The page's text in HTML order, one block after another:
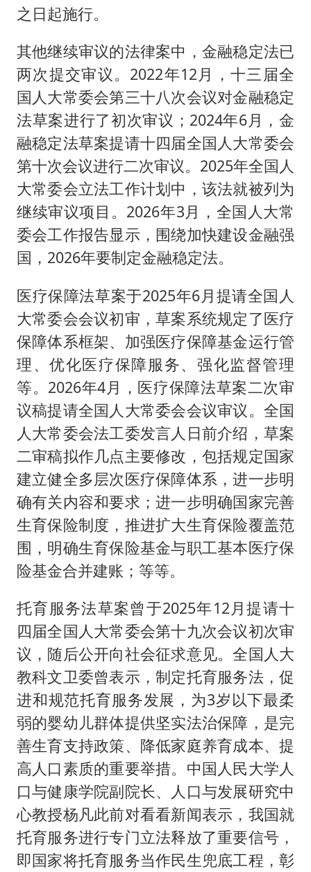
之日起施行。
其他继续审议的法律案中，金融稳定法已
两次提交审议。2022年12月，十三届全
国人大常委会第三十八次会议对金融稳定
法草案进行了初次审议；2024年6月，金
融稳定法草案提请十四届全国人大常委会
第十次会议进行二次审议。2025年全国人
大常委会立法工作计划中，该法就被列为
继续审议项目。2026年3月，全国人大常
委会工作报告显示，围绕加快建设金融强
国，2026年要制定金融稳定法。
医疗保障法草案于2025年6月提请全国人
大常委会会议初审，草案系统规定了医疗
保障体系框架、加强医疗保障基金运行管
理、优化医疗保障服务、强化监督管理
等。2026年4月，医疗保障法草案二次审
议稿提请全国人大常委会会议审议。全国
人大常委会法工委发言人日前介绍，草案
二审稿拟作几点主要修改，包括规定国家
建立健全多层次医疗保障体系，进一步明
确有关内容和要求；进一步明确国家完善
生育保险制度，推进扩大生育保险覆盖范
围，明确生育保险基金与职工基本医疗保
险基金合并建账；等等。
托育服务法草案曾于2025年12月提请十
四届全国人大常委会第十九次会议初次审
议，随后公开向社会征求意见。全国人大
教科文卫委曾表示，制定托育服务法，促
进和规范托育服务发展，为3岁以下最柔
弱的婴幼儿群体提供坚实法治保障，是完
善生育支持政策、降低家庭养育成本、提
高人口素质的重要举措。中国人民大学人
口与健康学院副院长、人口与发展研究中
心教授杨凡此前对看看新闻表示，我国就
托育服务进行专门立法释放了重要信号，
即国家将托育服务当作民生兜底工程，彰